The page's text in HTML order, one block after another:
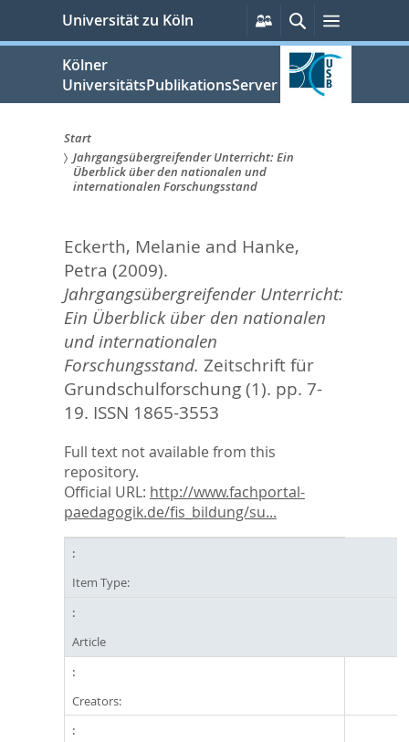
springen
Universität zu Köln
Persönliche
Services
SucheMenü
Kölner
UniversitätsPublikationsServer
Sie
hier:
Start
Jahrgangsübergreifender Unterricht: Ein
Überblick über den nationalen und
internationalen Forschungsstand
Eckerth, Melanie and Hanke,
Petra (2009).
Jahrgangsübergreifender Unterricht:
Ein Überblick über den nationalen
und internationalen
Forschungsstand. Zeitschrift für
Grundschulforschung (1). pp. 7-
19. ISSN 1865-3553
Full text not available from this
repository.
Official URL: http://www.fachportal-
paedagogik.de/fis_bildung/su...
Item Type:
Article
Creators: